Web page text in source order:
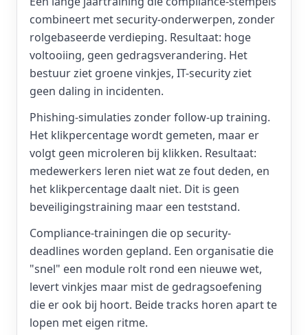
combineert met security-onderwerpen, zonder
rolgebaseerde verdieping. Resultaat: hoge
voltooiing, geen gedragsverandering. Het
bestuur ziet groene vinkjes, IT-security ziet
geen daling in incidenten.
Phishing-simulaties zonder follow-up training.
Het klikpercentage wordt gemeten, maar er
volgt geen microleren bij klikken. Resultaat:
medewerkers leren niet wat ze fout deden, en
het klikpercentage daalt niet. Dit is geen
beveiligingstraining maar een teststand.
Compliance-trainingen die op security-
deadlines worden gepland. Een organisatie die
"snel" een module rolt rond een nieuwe wet,
levert vinkjes maar mist de gedragsoefening
die er ook bij hoort. Beide tracks horen apart te
lopen met eigen ritme.